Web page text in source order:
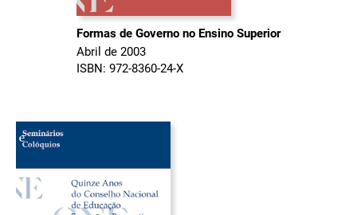
Formas de Governo no Ensino Superior
Abril de 2003
ISBN: 972-8360-24-X